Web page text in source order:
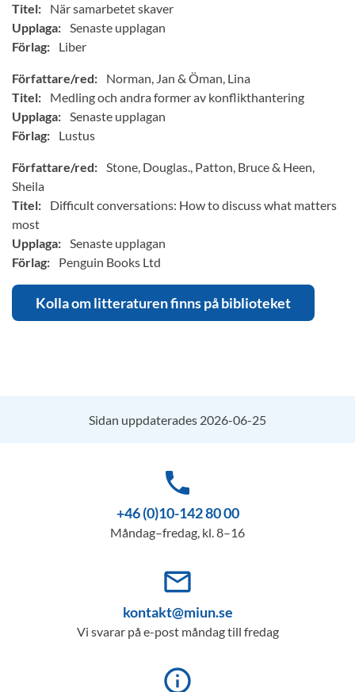
Titel:
När samarbetet skaver
Upplaga: Senaste upplagan
Förlag:
Liber
Författare/red:
Norman, Jan & Öman, Lina
Titel:
Medling och andra former av konflikthantering
Upplaga: Senaste upplagan
Förlag:
Lustus
Författare/red: Stone, Douglas., Patton, Bruce & Heen,
Sheila
Titel:
Difficult conversations: How to discuss what matters
most
Upplaga: Senaste upplagan
Förlag:
Penguin Books Ltd
Kolla om litteraturen finns på biblioteket
Sidan uppdaterades 2026-06-25
phone
+46 (0)10-142 80 00
Måndag–fredag, kl. 8–16
mail_outline
kontakt@miun.se
Vi svarar på e-post måndag till fredag
info_outline